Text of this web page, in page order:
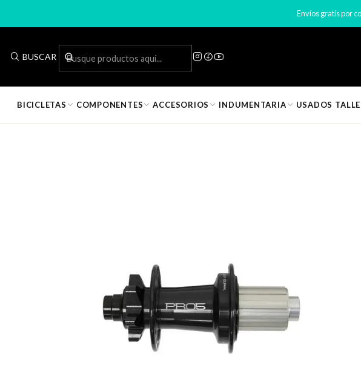
BUSCAR
Envíos gratis por
Componentes de
BICICLETAS COMPONENTES ACCESORIOS INDUMENTARIA USADOS